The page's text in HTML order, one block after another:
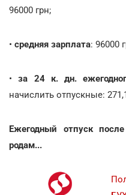
96000 грн;
• средняя зарплата: 96000
•за 24 к. дн.
начислить отпускные:
Ежегодный отпуск
родам...